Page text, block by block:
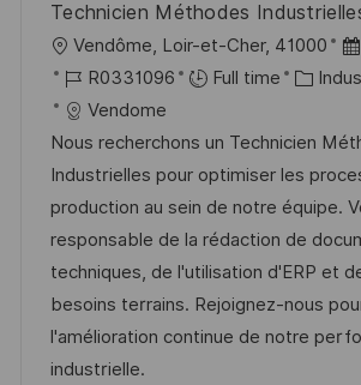
o
n
c
h
a
e
d
u
p
o
s
t
e
Technicien Méthodes
o
c
a
l
i
s
a
t
i
o
Vendôme, Loir-et-Cher, 41000
D
a
e
d
’
a
f
f
i
R
é
f
é
r
e
n
c
e
d
R0331096 Full time
C
t
é
g
o
r
i
e
Vendome
Nous recherchons un Technicien
Industrielles pour optimiser les
production au sein de notre équipe.
responsable de la rédaction de
techniques, de l'utilisation d'ERP et
besoins terrains. Rejoignez-nous
l'amélioration continue de notre
industrielle.